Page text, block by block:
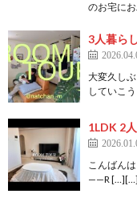
のお宅に
3人暮ら
大変久し
していこ
1LDK 2
こんばん
——R […][…]